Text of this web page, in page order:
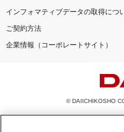
インフォマティブデータの取得につ
ご契約方法
企業情報（コーポレートサイト）
© DAIICHIKOSHO
このサイトに掲載されている一切の文